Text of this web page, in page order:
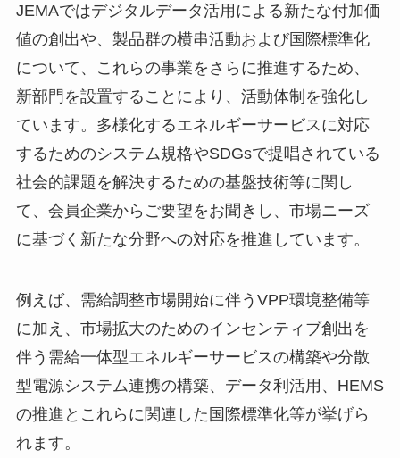
JEMAではデジタルデータ活用による新たな付加価
値の創出や、製品群の横串活動および国際標準化
について、これらの事業をさらに推進するため、
新部門を設置することにより、活動体制を強化し
ています。多様化するエネルギーサービスに対応
するためのシステム規格やSDGsで提唱されている
社会的課題を解決するための基盤技術等に関し
て、会員企業からご要望をお聞きし、市場ニーズ
に基づく新たな分野への対応を推進しています。
例えば、需給調整市場開始に伴うVPP環境整備等
に加え、市場拡大のためのインセンティブ創出を
伴う需給一体型エネルギーサービスの構築や分散
型電源システム連携の構築、データ利活用、HEMS
の推進とこれらに関連した国際標準化等が挙げら
れます。